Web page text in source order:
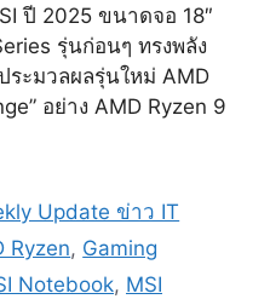
ปี 2025 ขนาดจอ 18″
รุ่นก่อนๆ ทรงพลัง
ะมวลผลรุ่นใหม่ AMD
อย่าง AMD Ryzen 9
Update ข่าว IT
Ryzen, Gaming
Notebook, MSI